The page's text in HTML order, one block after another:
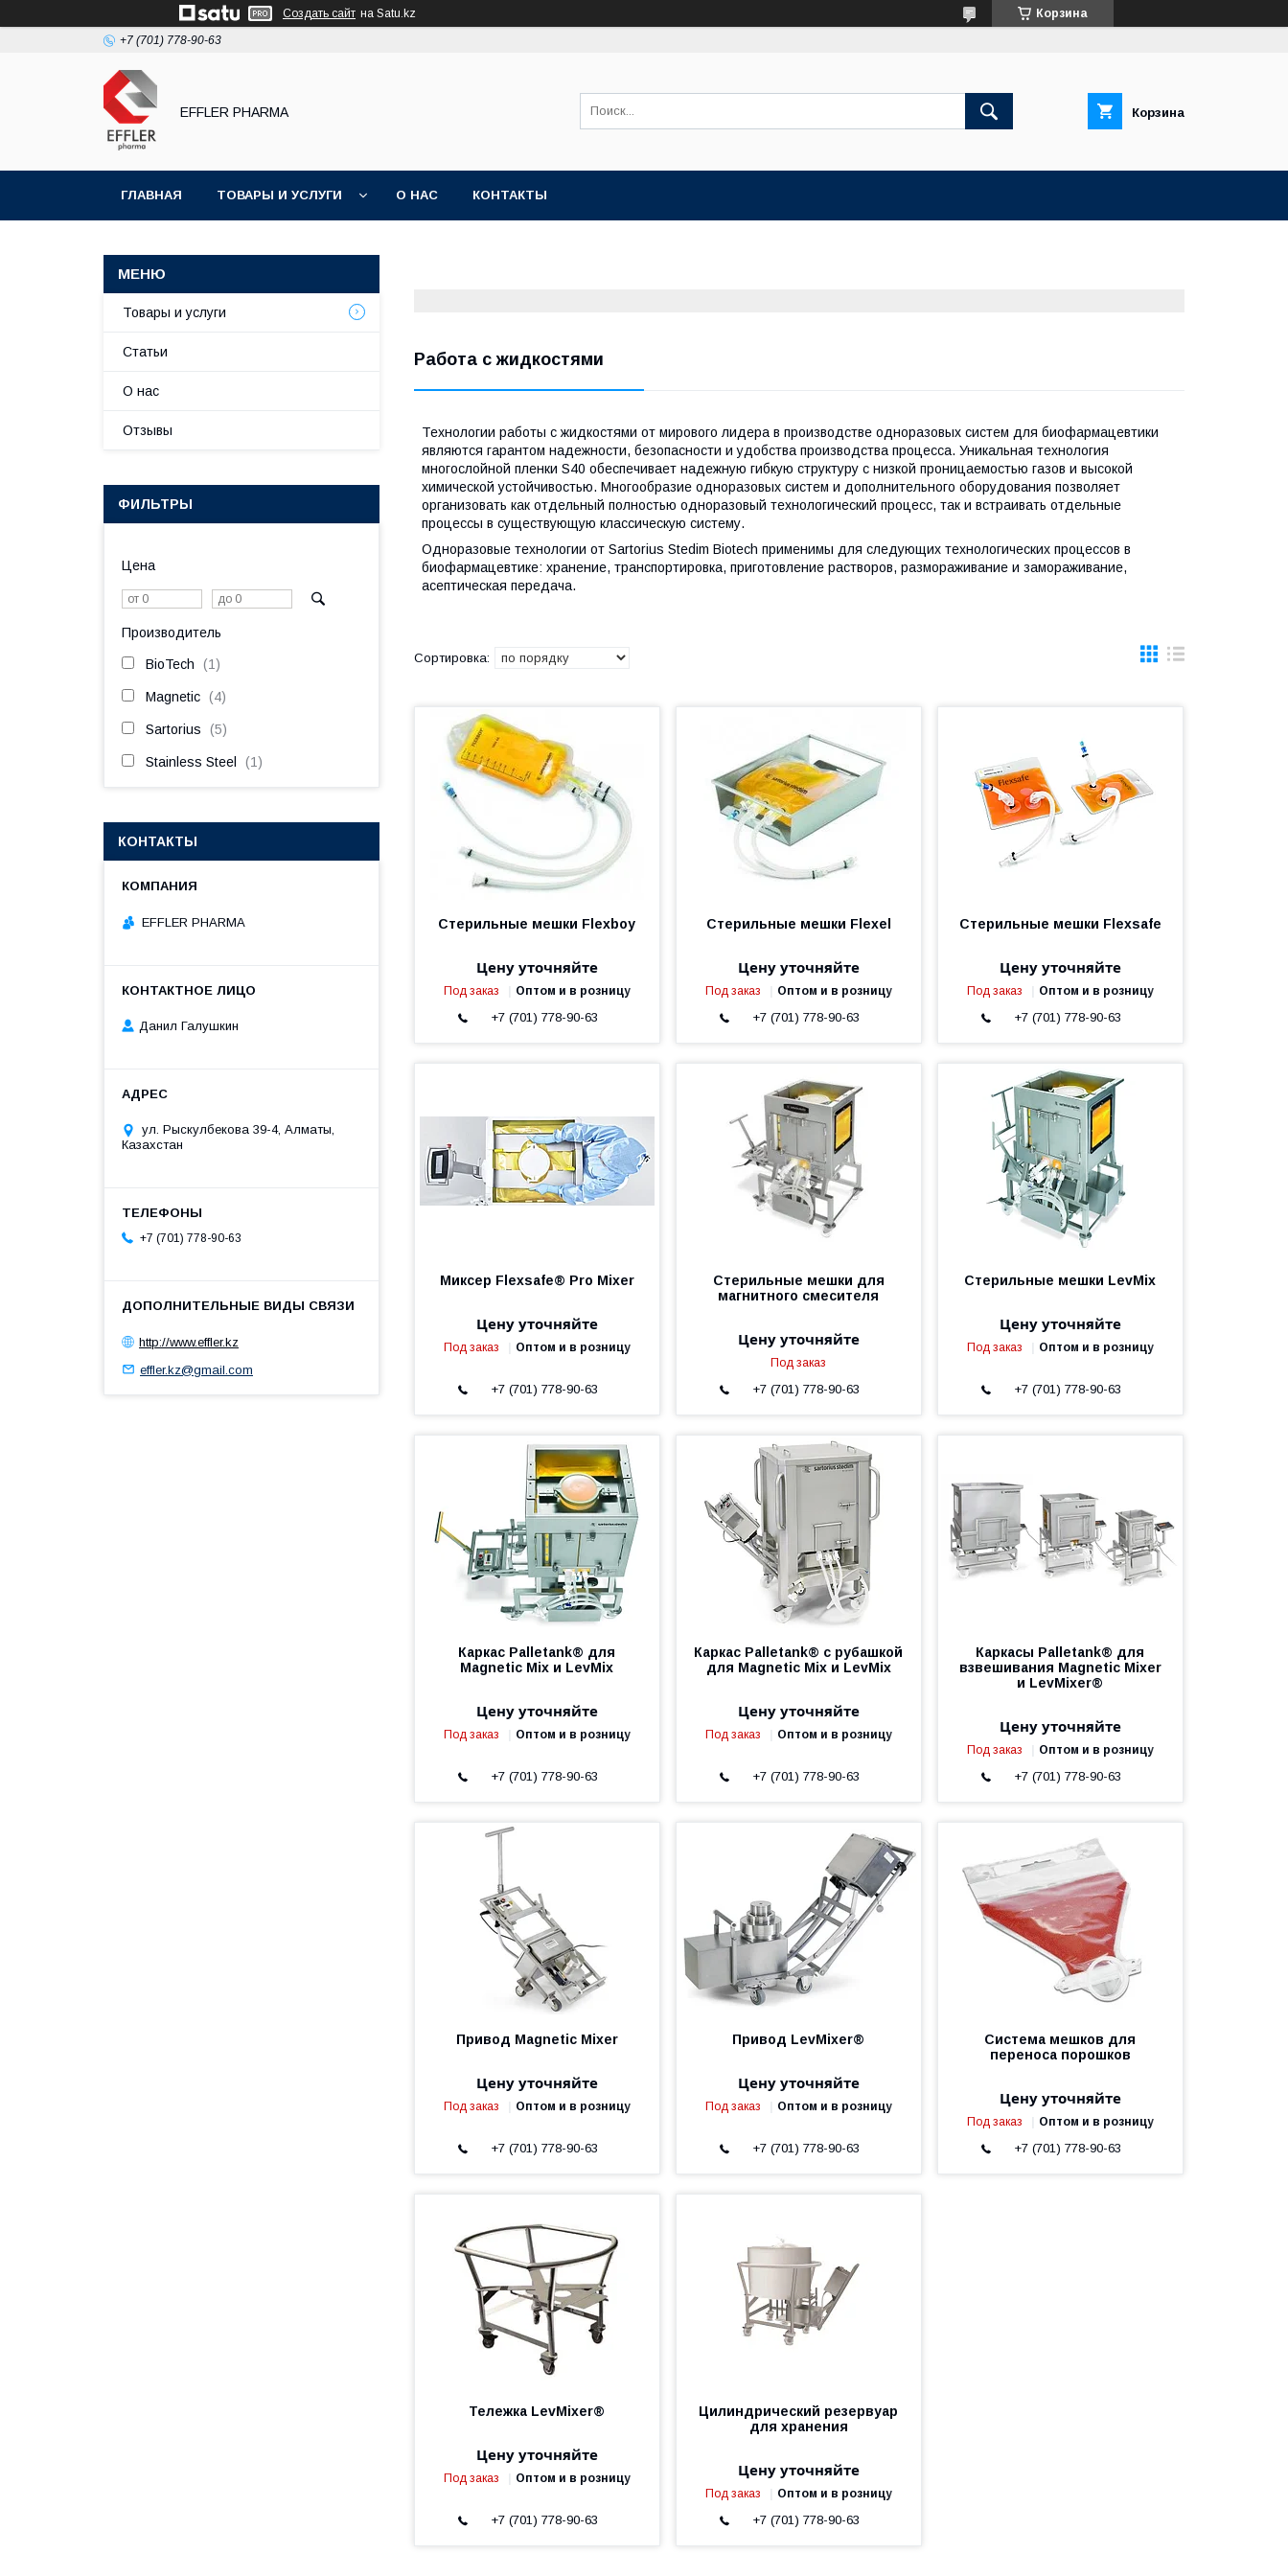
Создать сайт на Satu.kz Корзина
+7 (701) 778-90-63
EFFLER PHARMA Корзина
ГЛАВНАЯ ТОВАРЫ И УСЛУГИ О НАС КОНТАКТЫ
Работа с жидкостями
Технологии работы с жидкостями от мирового лидера в производстве одноразовых систем для биофармацевтики
являются гарантом надежности, безопасности и удобства производства процесса. Уникальная технология
многослойной пленки S40 обеспечивает надежную гибкую структуру с низкой проницаемостью газов и высокой
химической устойчивостью. Многообразие одноразовых систем и дополнительного оборудования позволяет
организовать как отдельный полностью одноразовый технологический процесс, так и встраивать отдельные
процессы в существующую классическую систему.
Одноразовые технологии от Sartorius Stedim Biotech применимы для следующих технологических процессов в
биофармацевтике: хранение, транспортировка, приготовление растворов, размораживание и замораживание,
асептическая передача.
Стерильные мешки Flexboy
Цену уточняйте
Под заказ Оптом и в розницу
+7 (701) 778-90-63
Стерильные мешки Flexel
Цену уточняйте
Под заказ Оптом и в розницу
+7 (701) 778-90-63
Стерильные мешки Flexsafe
Цену уточняйте
Под заказ Оптом и в розницу
+7 (701) 778-90-63
Миксер Flexsafe® Pro Mixer
Цену уточняйте
Под заказ Оптом и в розницу
+7 (701) 778-90-63
Стерильные мешки для
магнитного смесителя
Цену уточняйте
Под заказ
+7 (701) 778-90-63
Стерильные мешки LevMix
Цену уточняйте
Под заказ Оптом и в розницу
+7 (701) 778-90-63
Каркас Palletank® для
Magnetic Mix и LevMix
Цену уточняйте
Под заказ Оптом и в розницу
+7 (701) 778-90-63
Каркас Palletank® с рубашкой
для Magnetic Mix и LevMix
Цену уточняйте
Под заказ Оптом и в розницу
+7 (701) 778-90-63
Каркасы Palletank® для
взвешивания Magnetic Mixer
и LevMixer®
Цену уточняйте
Под заказ Оптом и в розницу
+7 (701) 778-90-63
Привод Magnetic Mixer
Цену уточняйте
Под заказ Оптом и в розницу
+7 (701) 778-90-63
Привод LevMixer®
Цену уточняйте
Под заказ Оптом и в розницу
+7 (701) 778-90-63
Система мешков для
переноса порошков
Цену уточняйте
Под заказ Оптом и в розницу
+7 (701) 778-90-63
Тележка LevMixer®
Цену уточняйте
Под заказ Оптом и в розницу
+7 (701) 778-90-63
Цилиндрический резервуар
для хранения
Цену уточняйте
Под заказ Оптом и в розницу
+7 (701) 778-90-63
Товары и услуги
Статьи
О нас
Отзывы
ФИЛЬТРЫ
Цена
Производитель
BioTech 1
Magnetic 4
Sartorius 5
Stainless Steel 1
КОНТАКТЫ
EFFLER PHARMA
Данил Галушкин
ул. Рыскулбекова 39-4, Алматы,
Казахстан
+7 (701) 778-90-63
http://www.effler.kz
effler.kz@gmail.com